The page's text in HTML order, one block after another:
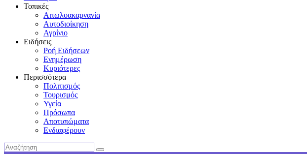
Τοπικές
Αιτωλοακαρνανία
Αυτοδιοίκηση
Αγρίνιο
Ειδήσεις
Ροή Ειδήσεων
Ενημέρωση
Κυριότερες
Περισσότερα
Πολιτισμός
Τουρισμός
Υγεία
Πρόσωπα
Αποτυπώματα
Ενδιαφέρουν